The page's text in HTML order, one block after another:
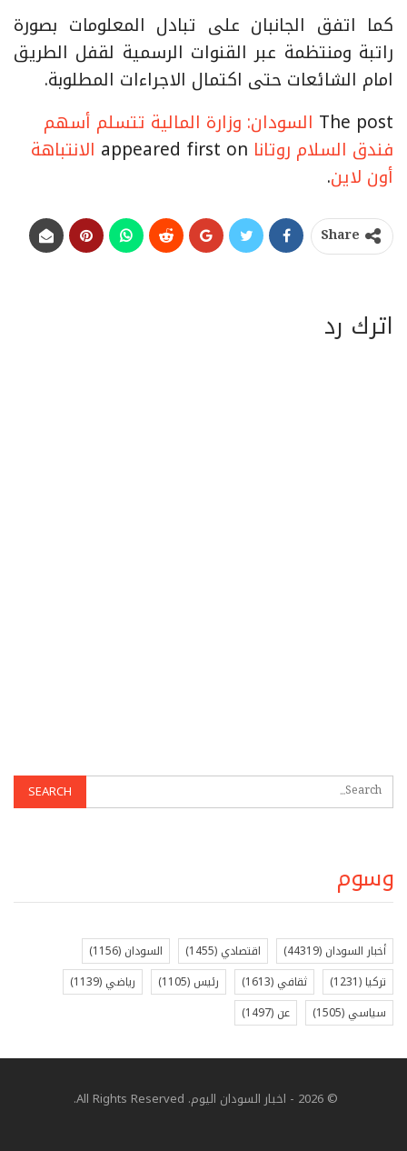
كما اتفق الجانبان على تبادل المعلومات بصورة
راتبة ومنتظمة عبر القنوات الرسمية لقفل الطريق
امام الشائعات حتى اكتمال الاجراءات المطلوبة.
The post السودان: وزارة المالية تتسلم أسهم
فندق السلام روتانا
الانتباهة
أون لاين.
Share
اترك رد
وسوم
أخبار السودان (44319) اقتصادي (1455) السودان (1156)
تركيا (1231) ثقافي (1613) رئيس (1105) رياضي (1139)
سياسي (1505) عن (1497)
© 2026 - اخبار السودان اليوم. All Rights Reserved.